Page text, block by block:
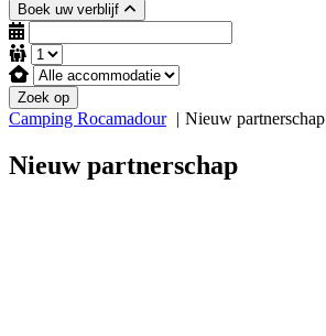
Boek uw verblijf
Zoek op
Camping Rocamadour Nieuw partnerschap
Nieuw partnerschap